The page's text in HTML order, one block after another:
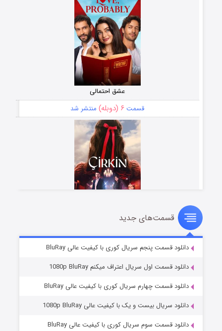
عشق احتمالی
قسمت ۶ (دوبله) منتشر شد
سریال زشت
قسمت۵ (زیرنویس) منتشر شد
قسمت‌های جدید
دانلود قسمت پنجم سریال کوری با کیفیت عالی BluRay
دانلود قسمت اول سریال اعتراف میکنم 1080p BluRay
دانلود قسمت چهارم سریال کوری با کیفیت عالی BluRay
دانلود سریال بیست و یک با کیفیت عالی 1080p BluRay
دانلود قسمت سوم سریال کوری با کیفیت عالی BluRay